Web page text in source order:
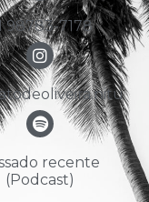
98783-7178
recente
(Podcast)